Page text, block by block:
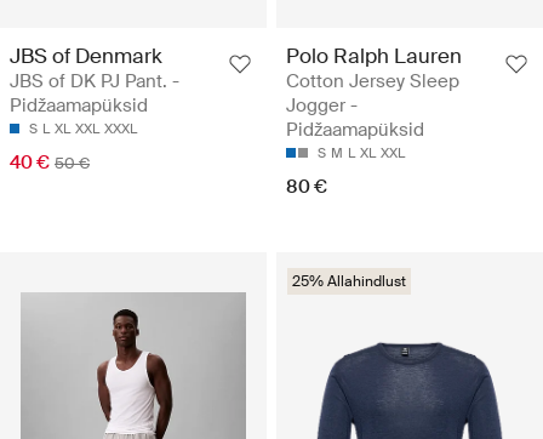
JBS of Denmark
JBS of DK PJ Pant. -
Pidžaamapüksid
S L XL XXL XXXL
40 € 50 €
Polo Ralph Lauren
Cotton Jersey Sleep
Jogger -
Pidžaamapüksid
S M L XL XXL
80 €
25% Allahindlust